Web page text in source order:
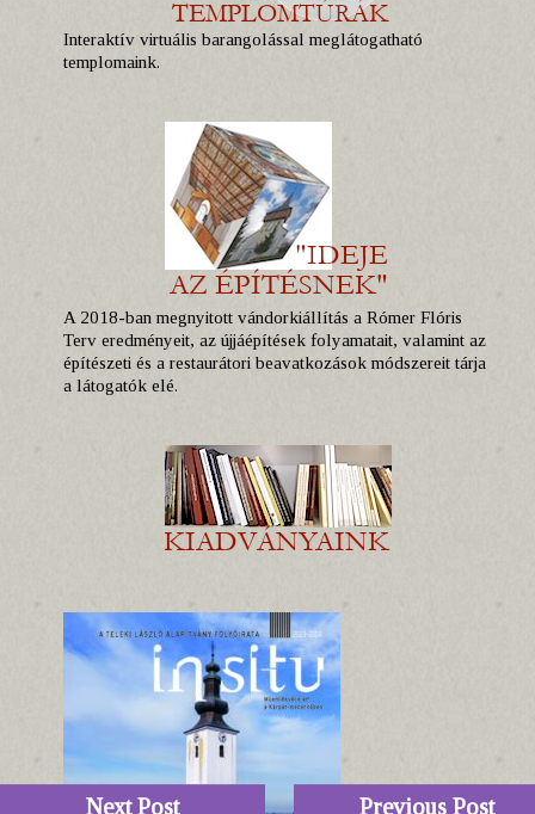
Interaktív virtuális barangolással meglátogatható
templomaink.
A 2018-ban megnyitott vándorkiállítás a Rómer Flóris
Terv eredményeit, az újjáépítések folyamatait, valamint az
építészeti és a restaurátori beavatkozások módszereit tárja
a látogatók elé.
Previous Post
Next Post